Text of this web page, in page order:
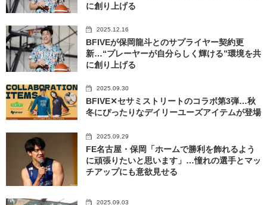
に創り上げる
2025.12.16
BFIVEが保岡龍斗とのサプライヤー契約更
新…“プレーヤーが自分らしく輝ける”環境を共
に創り上げる
2025.09.30
BFIVE✕セサミストリートのコラボ第3弾…秋
冬にぴったりなデイリーユーズアイテムが登場
2025.09.29
FE名古屋・保岡「ホームで勝利を飾れるよう
に頑張りたいと思います」…憧れの選手とマッ
チアップにも意欲見せる
2025.09.03